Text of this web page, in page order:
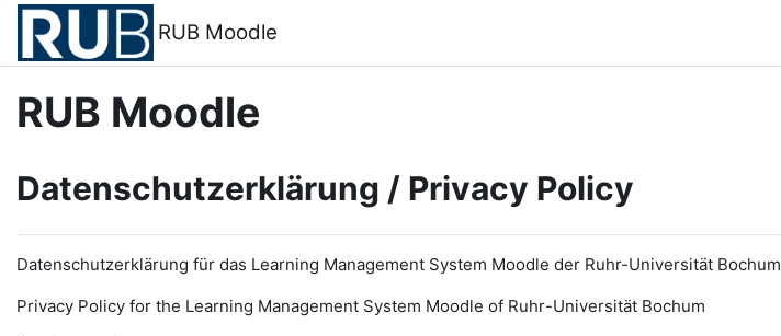
Zum Hauptinhalt
RUB Moodle
RUB Moodle
Datenschutzerklärung / Privacy Policy
Datenschutzerklärung für das Learning Management System Moodle der Ruhr-Universität Bochum
Privacy Policy for the Learning Management System Moodle of Ruhr-Universität Bochum